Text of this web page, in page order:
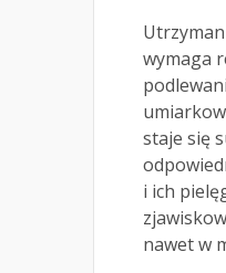
wymaga
staje się
i ich
nawet w